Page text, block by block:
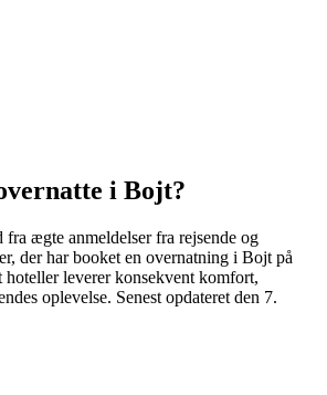
i Bojt?
ægte anmeldelser fra rejsende og
der har booket en overnatning i Bojt på
leverer konsekvent komfort,
oplevelse. Senest opdateret den 7.